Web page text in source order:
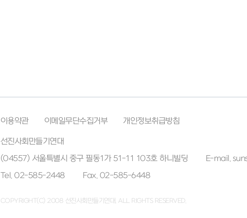
이용약관 이메일무단수집거부 개인정보취급방침
선진사회만들기연대
(04557) 서울특별시 중구 필동1가 51-11 103호 하니빌딩
E-mail.
Tel. 02-585-2448
Fax. 02-585-6448
COPYRIGHT(C) 2008 선진사회만들기연대. ALL RIGHTS RESERVED.